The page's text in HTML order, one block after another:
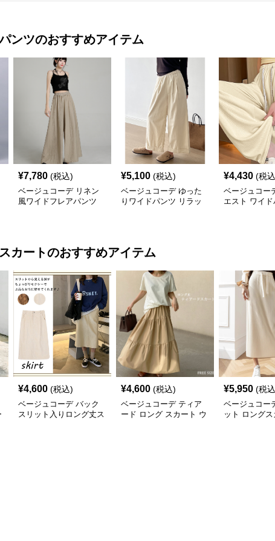
ンツのおすすめアイテム
¥7,780 (税込)
ベージュコーデ リネン
風ワイドフレアパンツ
¥5,100 (税込)
ベージュコーデ ゆった
りワイドパンツ リラッ
¥4,430 (税
ベージュコー
エスト ワイ
スカートのおすすめアイテム
¥4,600 (税込)
ベージュコーデ バック
スリット入りロング丈ス
¥4,600 (税込)
ベージュコーデ ティア
ード ロング スカート ウ
¥5,950 (税
ベージュコー
ット ロングス